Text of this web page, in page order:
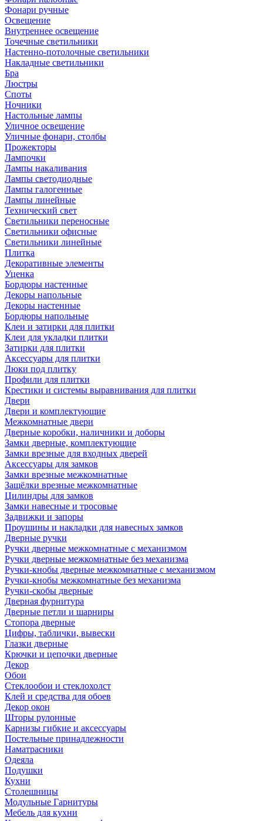
Фонари ручные
Освещение
Внутреннее освещение
Точечные светильники
Настенно-потолочные светильники
Накладные светильники
Бра
Люстры
Споты
Ночники
Настольные лампы
Уличное освещение
Уличные фонари, столбы
Прожекторы
Лампочки
Лампы накаливания
Лампы светодиодные
Лампы галогенные
Лампы линейные
Технический свет
Светильники переносные
Светильники офисные
Светильники линейные
Плитка
Декоративные элементы
Уценка
Бордюры настенные
Декоры напольные
Декоры настенные
Бордюры напольные
Клеи и затирки для плитки
Клеи для укладки плитки
Затирки для плитки
Аксессуары для плитки
Люки под плитку
Профили для плитки
Крестики и системы выравнивания для плитки
Двери
Двери и комплектующие
Межкомнатные двери
Дверные коробки, наличники и доборы
Замки дверные, комплектующие
Замки врезные для входных дверей
Аксессуары для замков
Замки врезные межкомнатные
Защёлки врезные межкомнатные
Цилиндры для замков
Замки навесные и тросовые
Задвижки и запоры
Проушины и накладки для навесных замков
Дверные ручки
Ручки дверные межкомнатные с механизмом
Ручки дверные межкомнатные без механизма
Ручки-кнобы дверные межкомнатные с механизмом
Ручки-кнобы межкомнатные без механизма
Ручки-скобы дверные
Дверная фурнитура
Дверные петли и шарниры
Стопора дверные
Цифры, таблички, вывески
Глазки дверные
Крючки и цепочки дверные
Декор
Обои
Стеклообои и стеклохолст
Клей и средства для обоев
Декор окон
Шторы рулонные
Карнизы гибкие и аксессуары
Постельные принадлежности
Наматрасники
Одеяла
Подушки
Кухни
Столешницы
Модульные Гарнитуры
Мебель для кухни